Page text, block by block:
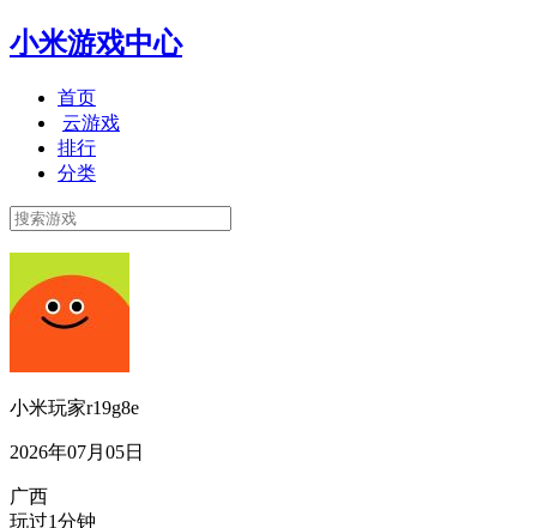
小米游戏中心
首页
云游戏
排行
分类
小米玩家r19g8e
2026年07月05日
广西
玩过1分钟